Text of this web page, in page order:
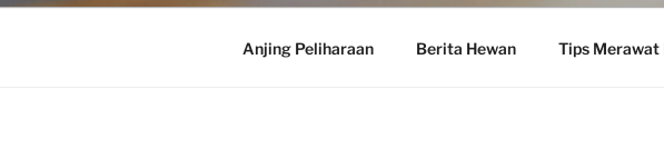
Anjing Peliharaan Berita Hewan Tips Merawat